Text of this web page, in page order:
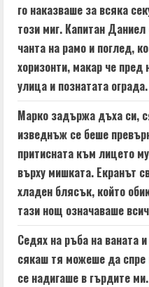
го наказваше за всяка
този миг. Капитан
чанта на рамо и поглед,
хоризонти, макар че
улица и познатата ограда.
Марко задържа дъха си,
изведнъж се беше
притисната към лицето
върху мишката. Екранът
хладен блясък, който
тази нощ означаваше
Седях на ръба на ваната
сякаш тя можеше да спре
се надигаше в гърдите